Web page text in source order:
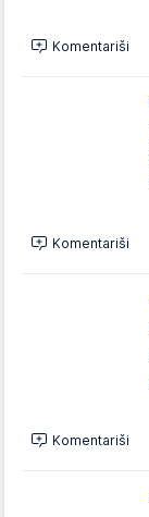
Komentariši
Komentariši
Komentariši